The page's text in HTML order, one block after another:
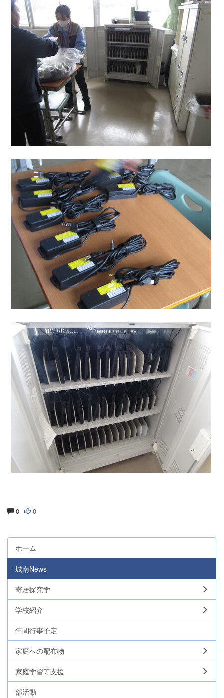
0 0
ホーム
城南News
寄居探究学
学校紹介
年間行事予定
家庭への配布物
家庭学習等支援
部活動